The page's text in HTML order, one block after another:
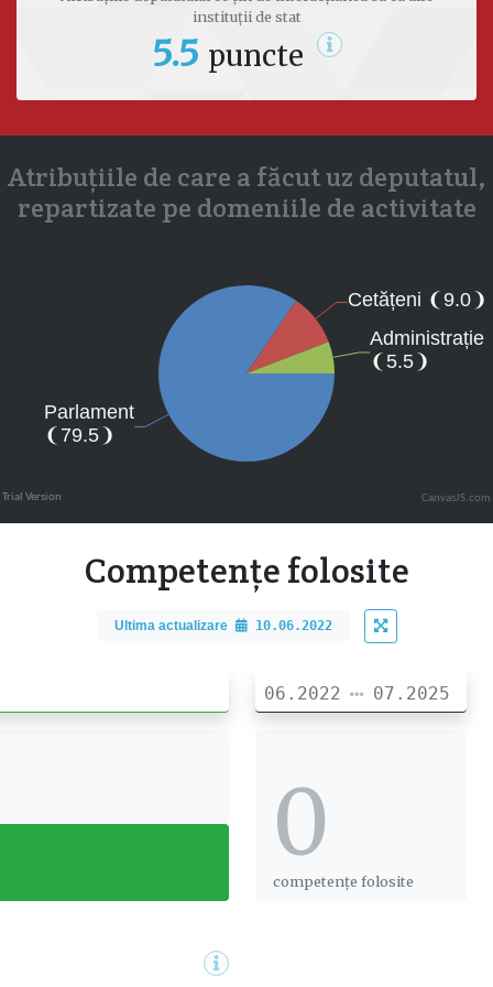
instituții de stat
5.5 puncte
Atribuțiile de care a făcut uz deputatul,
repartizate pe domeniile de activitate
CanvasJS.com
Competențe folosite
Ultima actualizare 10.06.2022
06.2022 07.2025
0
0
competențe folosite